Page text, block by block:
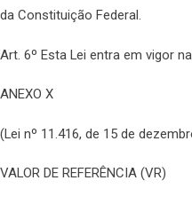
da Constituição Federal.
Art. 6º Esta Lei entra em vigor
ANEXO X
(Lei nº 11.416, de 15 de
VALOR DE REFERÊNCIA (VR)